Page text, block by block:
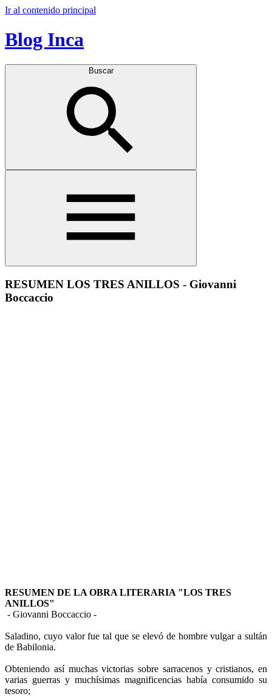
Ir al contenido principal
Blog Inca
Buscar
RESUMEN LOS TRES ANILLOS - Giovanni
Boccaccio
RESUMEN DE LA OBRA LITERARIA "LOS TRES
ANILLOS"
- Giovanni Boccaccio -
Saladino, cuyo valor fue tal que se elevó de hombre vulgar a sultán
de Babilonia.
Obteniendo así muchas victorias sobre sarracenos y cristianos, en
varias guerras y muchísimas magnificencias había consumido su
tesoro;